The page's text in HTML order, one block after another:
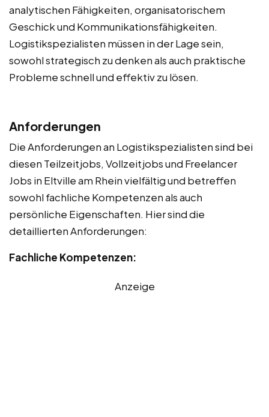
analytischen Fähigkeiten, organisatorischem
Geschick und Kommunikationsfähigkeiten.
Logistikspezialisten müssen in der Lage sein,
sowohl strategisch zu denken als auch praktische
Probleme schnell und effektiv zu lösen.
Anforderungen
Die Anforderungen an Logistikspezialisten sind bei
diesen Teilzeitjobs, Vollzeitjobs und Freelancer
Jobs in Eltville am Rhein vielfältig und betreffen
sowohl fachliche Kompetenzen als auch
persönliche Eigenschaften. Hier sind die
detaillierten Anforderungen:
Fachliche Kompetenzen:
Anzeige